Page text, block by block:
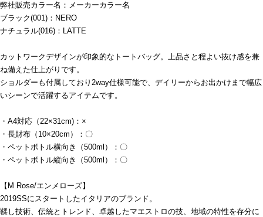
弊社販売カラー名：メーカーカラー名
ブラック(001)：NERO
ナチュラル(016)：LATTE
カットワークデザインが印象的なトートバッグ。上品さと程よい抜け感を兼
ね備えた仕上がりです。
ショルダーも付属しており2way仕様可能で、デイリーからお出かけまで幅広
いシーンで活躍するアイテムです。
・A4対応（22×31cm)：×
・長財布（10×20cm）：〇
・ペットボトル横向き（500ml）：〇
・ペットボトル縦向き（500ml）：〇
【M Rose/エンメローズ】
2019SSにスタートしたイタリアのブランド。
鞣し技術、伝統とトレンド、卓越したマエストロの技、地域の特性を存分に